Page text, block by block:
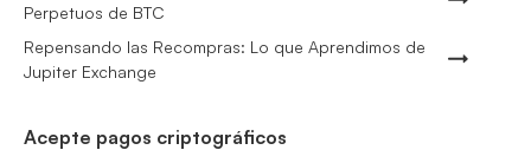
Perpetuos de BTC
Repensando las Recompras: Lo que Aprendimos de
Jupiter Exchange
Acepte pagos criptográficos